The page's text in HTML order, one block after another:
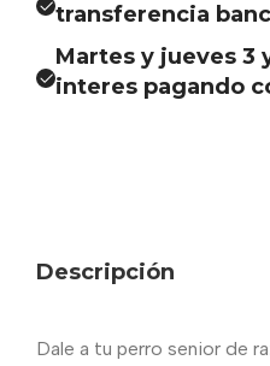
transferencia
Martes y jueves 3
interes pagando
Descripción
Dale a tu perro senior de